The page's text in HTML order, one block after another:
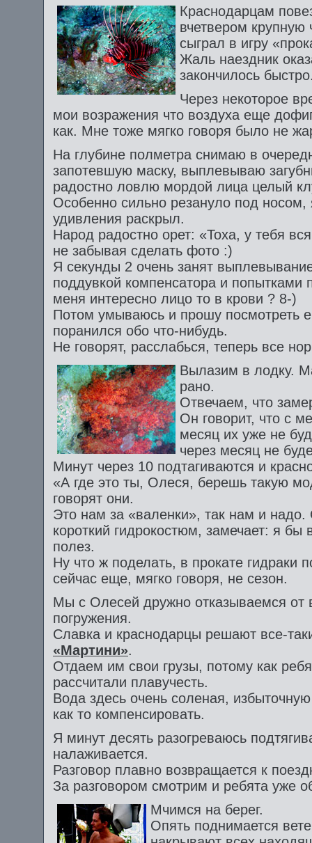
Краснодарцам
вчетвером крупную
сыграл в игру
Жаль наездник
закончилось
Через некоторое
мои возражения что воздуха еще
как. Мне тоже мягко говоря было не
На глубине полметра снимаю в
запотевшую маску, выплевываю
радостно ловлю мордой лица целый
Особенно сильно резануло под носом,
удивления раскрыл.
Народ радостно орет: «Тоха, у тебя
не забывая сделать фото :)
Я секунды 2 очень занят
поддувкой компенсатора и попытками
меня интересно лицо то в крови ? 8-)
Потом умываюсь и прошу посмотреть
поранился обо что-нибудь.
Не говорят, расслабься, теперь все
Вылазим в лодку.
рано.
Отвечаем, что
Он говорит, что с
месяц их уже не
через месяц не
Минут через 10 подтагиваются и
«А где это ты, Олеся, берешь такую
говорят они.
Это нам за «валенки», так нам и
короткий гидрокостюм, замечает: я бы
полез.
Ну что ж поделать, в прокате гидраки
сейчас еще, мягко говоря, не сезон.
Мы с Олесей дружно отказываемся от
погружения.
Славка и краснодарцы решают все-
«Мартини».
Отдаем им свои грузы, потому как
рассчитали плавучесть.
Вода здесь очень соленая,
как то компенсировать.
Я минут десять разогреваюсь
налаживается.
Разговор плавно возвращается к
За разговором смотрим и ребята уже
Мчимся на берег.
Опять поднимается